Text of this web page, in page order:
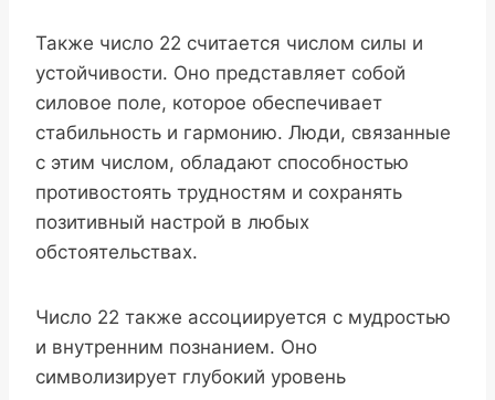
Также число 22 считается числом силы и
устойчивости. Оно представляет собой
силовое поле, которое обеспечивает
стабильность и гармонию. Люди, связанные
с этим числом, обладают способностью
противостоять трудностям и сохранять
позитивный настрой в любых
обстоятельствах.
Число 22 также ассоциируется с мудростью
и внутренним познанием. Оно
символизирует глубокий уровень